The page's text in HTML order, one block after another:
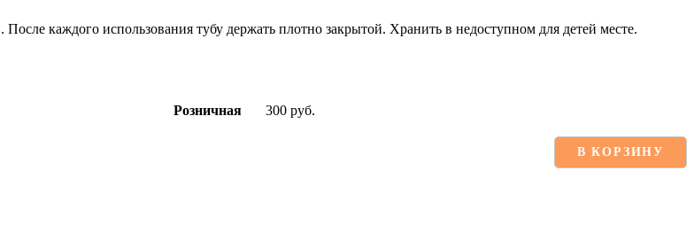
каждого использования тубу держать плотно закрытой. Хранить в недоступном для детей месте.
Розничная 300 руб.
В КОРЗИНУ